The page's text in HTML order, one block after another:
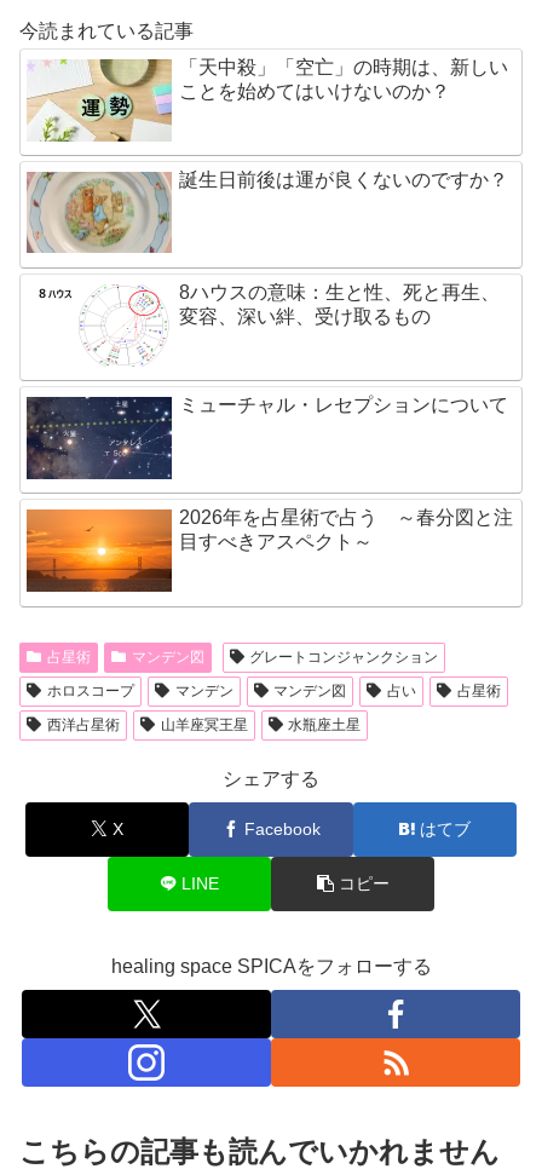
今読まれている記事
「天中殺」「空亡」の時期は、新しい
ことを始めてはいけないのか？
誕生日前後は運が良くないのですか？
8ハウスの意味：生と性、死と再生、
変容、深い絆、受け取るもの
ミューチャル・レセプションについて
2026年を占星術で占う ～春分図と注
目すべきアスペクト～
占星術 マンデン図
グレートコンジャンクション
ホロスコープ
マンデン マンデン図 占い
占星術
西洋占星術
山羊座冥王星 水瓶座土星
シェアする
X Facebook はてブ
LINE コピー
healing space SPICAをフォローする
こちらの記事も読んでいかれません